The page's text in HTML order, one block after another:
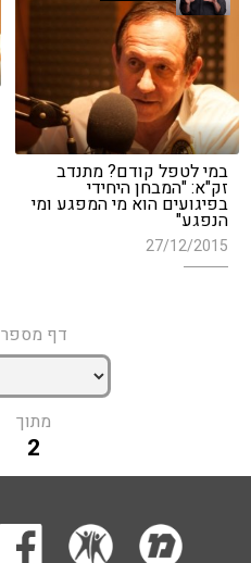
במי לטפל קודם? מתנדב
זק"א: "המבחן היחידי
בפיגועים הוא מי המפגע ומי
הנפגע"
27/12/2015
דף מספר
מתוך
2